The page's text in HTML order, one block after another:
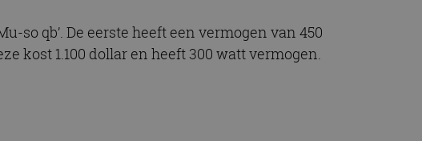
so qb’. De eerste heeft een vermogen van 450
kost 1.100 dollar en heeft 300 watt vermogen.